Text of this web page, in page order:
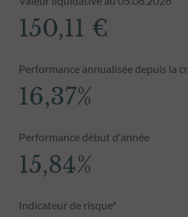
150,11 €
Performance annualisée depuis la
16,37%
Performance début d'année
15,84%
Indicateur de risque*